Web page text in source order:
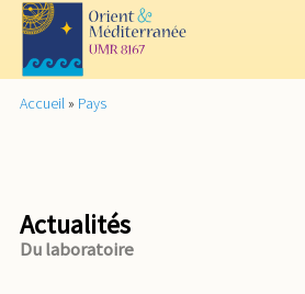
Accueil » Pays
Actualités
Du laboratoire